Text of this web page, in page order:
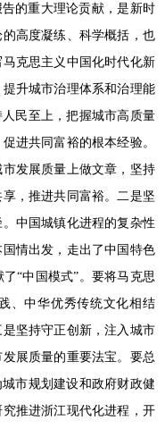
的重大理论贡献，是新时
高度凝练、科学概括，也
克思主义中国化时代化新
升城市治理体系和治理能
民至上，把握城市高质量
进共同富裕的根本经验。
发展质量上做文章，坚持
，推进共同富裕。二是坚
中国城镇化进程的复杂性
情出发，走出了中国特色
“中国模式”。要将马克思
、中华优秀传统文化相结
坚持守正创新，注入城市
展质量的重要法宝。要总
市规划建设和政府财政健
推进浙江现代化进程，开